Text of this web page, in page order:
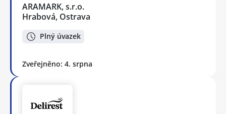
ARAMARK, s.r.o.
Hrabová, Ostrava
Plný úvazek
Zveřejněno: 4. srpna